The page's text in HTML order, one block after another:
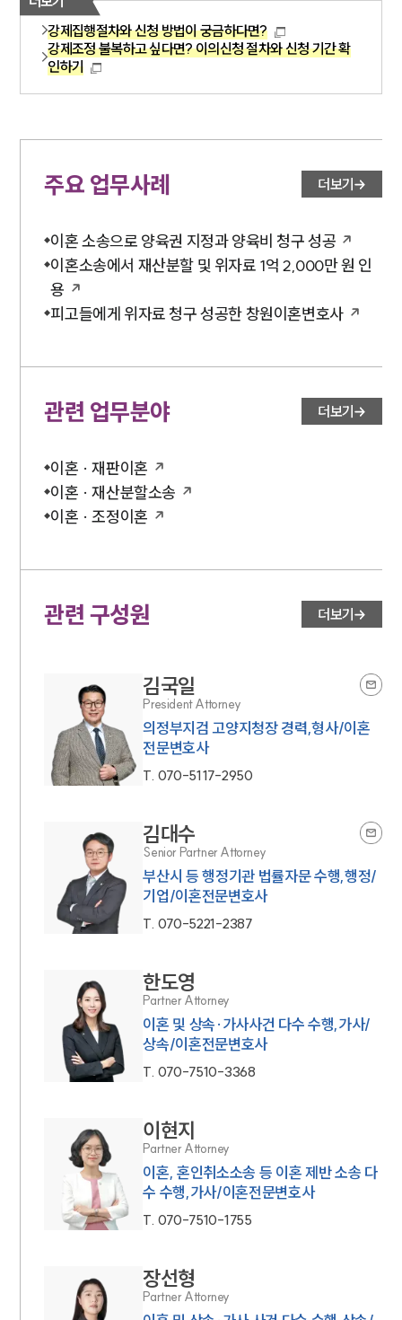
언론보도
공지사항
대륜법률상담예약
강제집행절차와 신청 방법이 궁금하다면?
강제조정 불복하고 싶다면? 이의신청 절차와 신청 기간 확
인하기
주요 업무사례 더보기
이혼 소송으로 양육권 지정과 양육비 청구 성공
이혼소송에서 재산분할 및 위자료 1억 2,000만 원 인
용
피고들에게 위자료 청구 성공한 창원이혼변호사
관련 업무분야 더보기
이혼 · 재판이혼
이혼 · 재산분할소송
이혼 · 조정이혼
관련 구성원 더보기
김국일
President Attorney
의정부지검 고양지청장 경력,형사/이혼
전문변호사
T. 070-5117-2950
김대수
Senior Partner Attorney
부산시 등 행정기관 법률자문 수행,행정/
기업/이혼전문변호사
T. 070-5221-2387
한도영
Partner Attorney
이혼 및 상속·가사사건 다수 수행,가사/
상속/이혼전문변호사
T. 070-7510-3368
이현지
Partner Attorney
이혼, 혼인취소소송 등 이혼 제반 소송 다
수 수행,가사/이혼전문변호사
T. 070-7510-1755
장선형
Partner Attorney